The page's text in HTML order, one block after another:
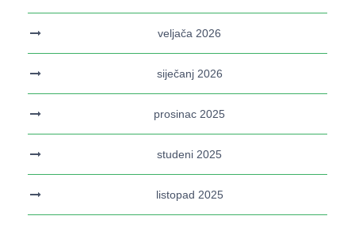
veljača 2026
siječanj 2026
prosinac 2025
studeni 2025
listopad 2025